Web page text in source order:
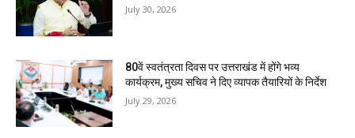
July 30, 2026
80वें स्वतंत्रता दिवस पर उत्तराखंड में होंगे भव्य
कार्यक्रम, मुख्य सचिव ने दिए व्यापक तैयारियों के निर्देश
July 29, 2026